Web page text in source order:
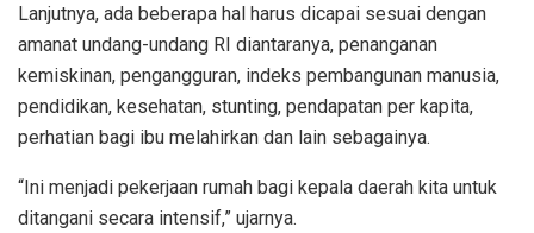
Lanjutnya, ada beberapa hal harus dicapai sesuai dengan
amanat undang-undang RI diantaranya, penanganan
kemiskinan, pengangguran, indeks pembangunan manusia,
pendidikan, kesehatan, stunting, pendapatan per kapita,
perhatian bagi ibu melahirkan dan lain sebagainya.
“Ini menjadi pekerjaan rumah bagi kepala daerah kita untuk
ditangani secara intensif,” ujarnya.